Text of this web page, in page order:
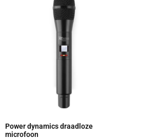
Power dynamics draadloze
microfoon